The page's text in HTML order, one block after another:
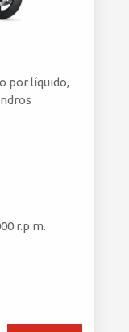
por líquido,
r.p.m.